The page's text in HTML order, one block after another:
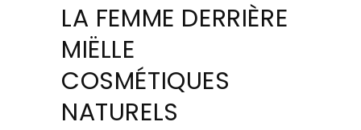
LA FEMME DERRIÈRE
MIËLLE
COSMÉTIQUES
NATURELS